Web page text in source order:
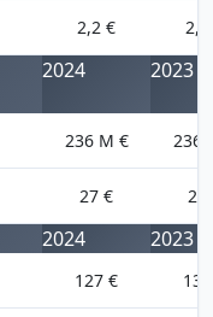
2,2 €
2024 2023
236 M € 236
27 € 27
2024 2023
127 €